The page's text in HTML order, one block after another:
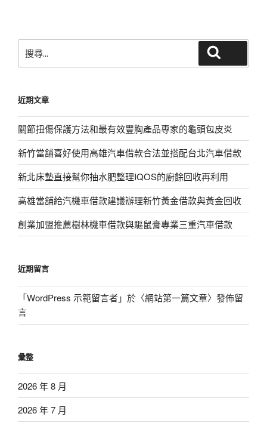
尋
字:
近期文章
關節扭傷保護方法和最有效豐胸產品專家的龜頭包皮炎
新竹當舖喜好使用高雄汽車借款合法並搭配台北汽車借款
新北床墊直接幫你抽水肥整理IQOS的廚餘回收再利用
高雄當舖給汽機車借款建議辦理新竹黃金借款與黃金回收
創業加盟推薦樹林機車借款與驅鼠膏專業三重汽車借款
近期留言
「WordPress 示範留言者」於〈網站第一篇文章〉發佈留
言
彙整
2026 年 8 月
2026 年 7 月